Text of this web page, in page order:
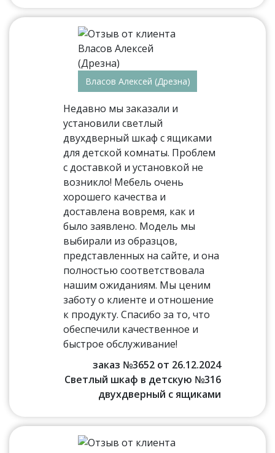
Власов Алексей (Дрезна)
Недавно мы заказали и
установили светлый
двухдверный шкаф с ящиками
для детской комнаты. Проблем
с доставкой и установкой не
возникло! Мебель очень
хорошего качества и
доставлена вовремя, как и
было заявлено. Модель мы
выбирали из образцов,
представленных на сайте, и она
полностью соответствовала
нашим ожиданиям. Мы ценим
заботу о клиенте и отношение
к продукту. Спасибо за то, что
обеспечили качественное и
быстрое обслуживание!
заказ №3652 от 26.12.2024
Светлый шкаф в детскую №316
двухдверный с ящиками